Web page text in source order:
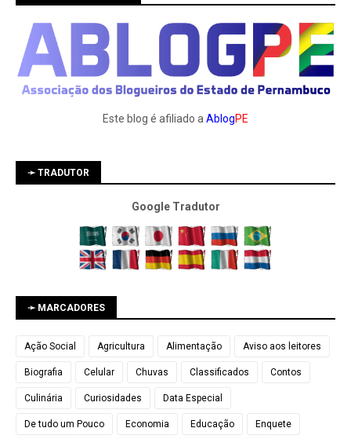
Este blog é afiliado aAblogPE
➛ TRADUTOR
Google Tradutor
➛ MARCADORES
Ação Social Agricultura Alimentação Aviso aos leitores
Biografia Celular Chuvas Classificados Contos
Culinária Curiosidades Data Especial
De tudo um Pouco Economia Educação Enquete